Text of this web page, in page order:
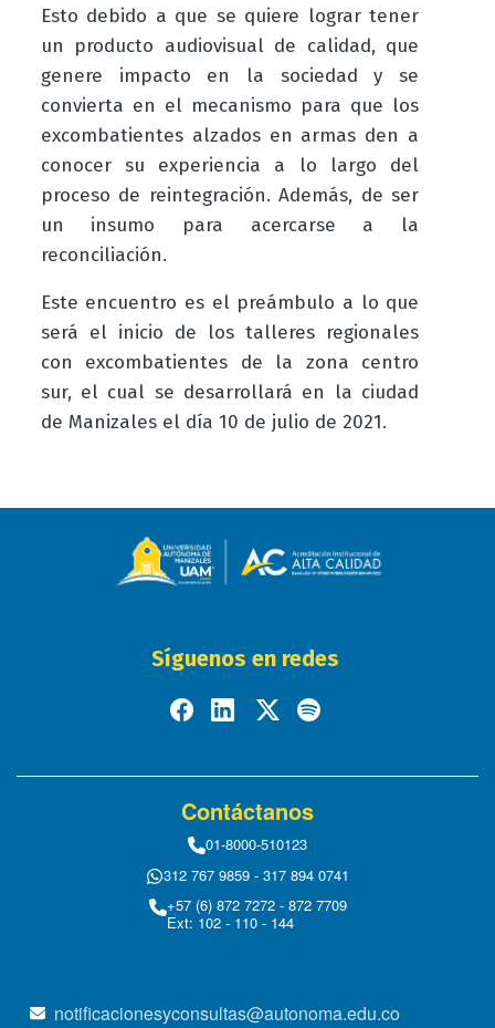
Esto debido a que se quiere lograr tener
un producto audiovisual de calidad, que
genere impacto en la sociedad y se
convierta en el mecanismo para que los
excombatientes alzados en armas den a
conocer su experiencia a lo largo del
proceso de reintegración. Además, de ser
un insumo para acercarse a la
reconciliación.
Este encuentro es el preámbulo a lo que
será el inicio de los talleres regionales
con excombatientes de la zona centro
sur, el cual se desarrollará en la ciudad
de Manizales el día 10 de julio de 2021.
Síguenos en redes
Contáctanos
01-8000-510123
312 767 9859 - 317 894 0741
+57 (6) 872 7272 - 872 7709
Ext: 102 - 110 - 144
notificacionesyconsultas@autonoma.edu.co